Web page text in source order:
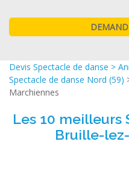
Devis Spectacle de danse >
Spectacle de danse Nord (59)
Marchiennes
Les 10 meilleurs
Bruille-